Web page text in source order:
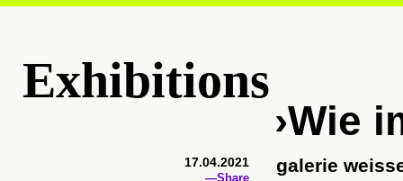
Exhibitions
›Wie
17.04.2021
—Share
galerie